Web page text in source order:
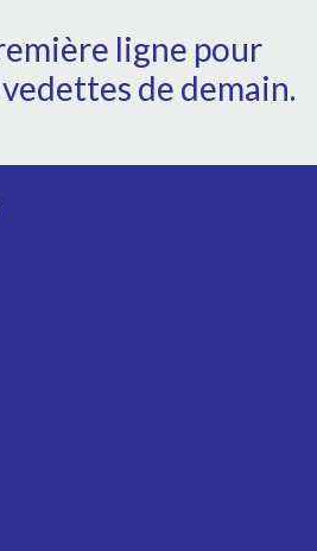
ligne pour
de demain.